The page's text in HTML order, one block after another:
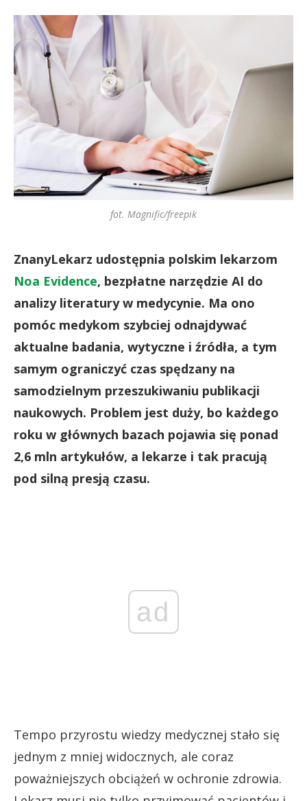
fot. Magnific/freepik
ZnanyLekarz udostępnia polskim lekarzom
Noa Evidence, bezpłatne narzędzie AI do
analizy literatury w medycynie. Ma ono
pomóc medykom szybciej odnajdywać
aktualne badania, wytyczne i źródła, a tym
samym ograniczyć czas spędzany na
samodzielnym przeszukiwaniu publikacji
naukowych. Problem jest duży, bo każdego
roku w głównych bazach pojawia się ponad
2,6 mln artykułów, a lekarze i tak pracują
pod silną presją czasu.
ad
Tempo przyrostu wiedzy medycznej stało się
jednym z mniej widocznych, ale coraz
poważniejszych obciążeń w ochronie zdrowia.